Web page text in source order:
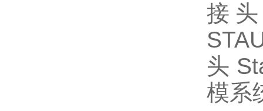
接
头
模系